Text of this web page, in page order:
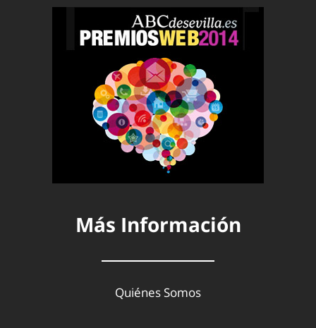
Más Información
Quiénes Somos